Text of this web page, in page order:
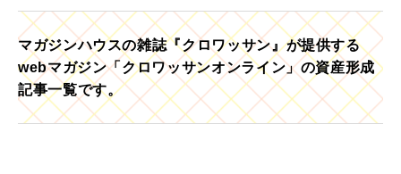
マガジンハウスの雑誌『クロワッサン』が提供する
webマガジン「クロワッサンオンライン」の資産形成
記事一覧です。